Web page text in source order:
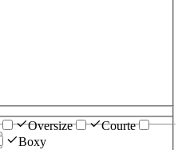
Oversize
Courte
Boxy